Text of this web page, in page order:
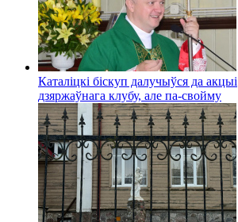
Каталіцкі біскуп далучыўся да акцыі
дзяржаўнага клубу, але па-свойму